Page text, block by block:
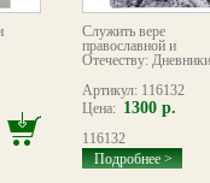
Служить вере
православной и
Отечеству:
Артикул: 116132
Цена: 1300 р.
116132
Подробнее >